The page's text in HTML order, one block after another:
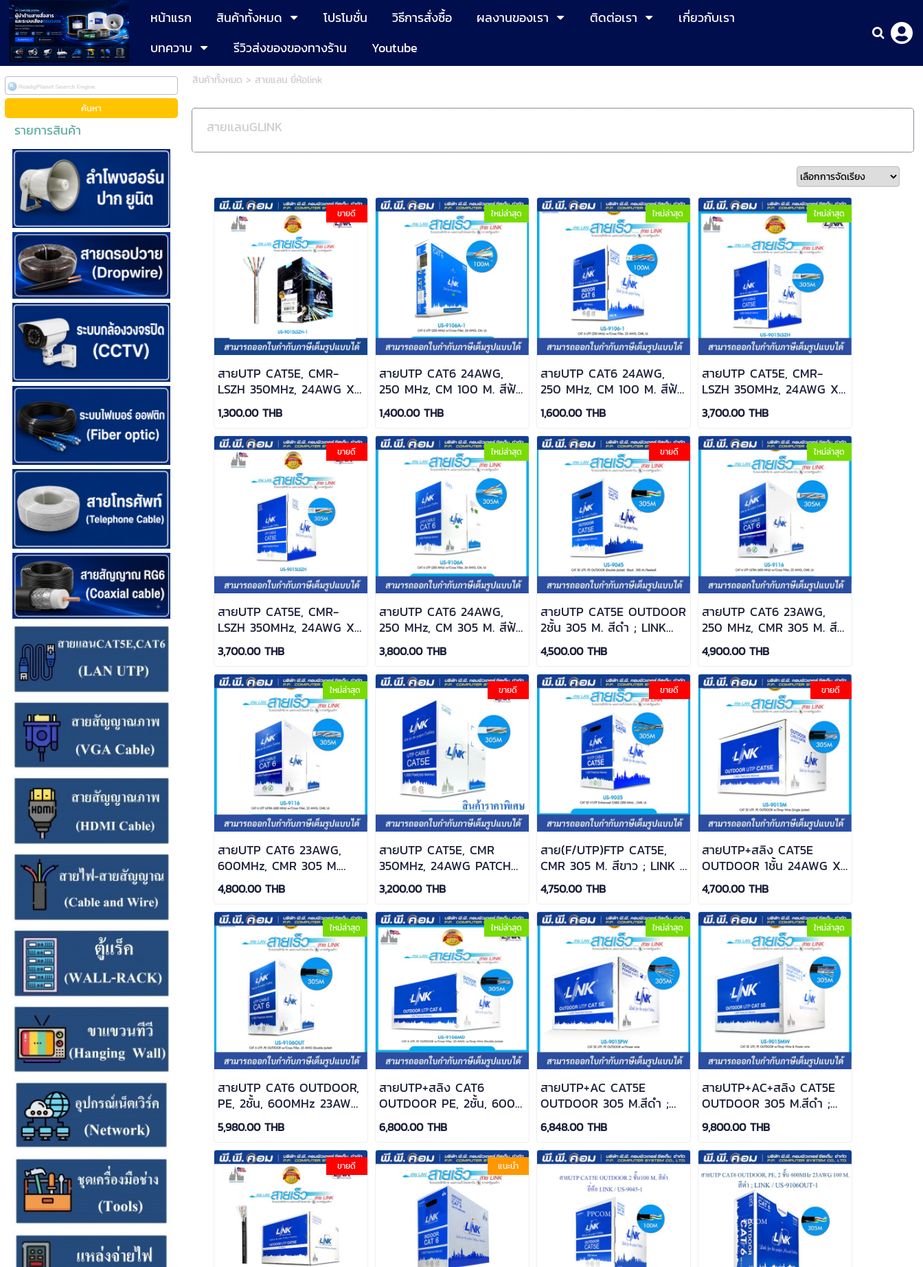
หน้าแรก สินค้าทั้งหมด โปรโมชั่น วิธีการสั่งซื้อ ผลงานของเรา ติดต่อเรา
เกี่ยวกับเรา
บทความ
รีวิวส่งของของทางร้าน Youtube
รายการสินค้า
สินค้าทั้งหมด > สายแลน ยี่ห้อlink
สายแลนGLINK
ขายดี
สายUTP CAT5E, CMR-
LSZH 350MHz, 24AWG X
100 M.สีขาว ; LINK / US-
9015LSZH-1
1,300.00 THB
ใหม่ล่าสุด
สายUTP CAT6 24AWG,
250 MHz, CM 100 M. สีฟ้า
เล็ก ; LINK / US-9106A-1
1,400.00 THB
ใหม่ล่าสุด
สายUTP CAT6 24AWG,
250 MHz, CM 100 M. สีฟ้า
เล็ก ; LINK / US-9106-1
1,600.00 THB
ใหม่ล่าสุด
สายUTP CAT5E, CMR-
LSZH 350MHz, 24AWG X
305 M.สีขาว ; LINK / US-
9015LSZH
3,700.00 THB
ขายดี
สายUTP CAT5E, CMR-
LSZH 350MHz, 24AWG X
305 M.สีขาว ; LINK / US-
9015LSZH
3,700.00 THB
ใหม่ล่าสุด
สายUTP CAT6 24AWG,
250 MHz, CM 305 M. สีฟ้า
เล็ก ; LINK / US-9106A
3,800.00 THB
ขายดี
สายUTP CAT5E OUTDOOR
2ชั้น 305 M. สีดำ ; LINK
US-9045
4,500.00 THB
ใหม่ล่าสุด
สายUTP CAT6 23AWG,
250 MHz, CMR 305 M. สี
ขาว ; LINK / US-9106
4,900.00 THB
ใหม่ล่าสุด
สายUTP CAT6 23AWG,
600MHz, CMR 305 M.
LINK/US-9116LSZH
4,800.00 THB
ขายดี
สายUTP CAT5E, CMR
350MHz, 24AWG PATCH
CORD 305 M. สีขาว ; LINK
/ US-9025
3,200.00 THB
ขายดี
สาย(F/UTP)FTP CAT5E,
CMR 305 M. สีขาว ; LINK /
US-9035
4,750.00 THB
ขายดี
สายUTP+สลิง CAT5E
OUTDOOR 1ชั้น 24AWG X
305 M.สีดำ ; LINK / US-
9015M
4,700.00 THB
ใหม่ล่าสุด
สายUTP CAT6 OUTDOOR,
PE, 2ชั้น, 600MHz 23AWG
305 M. สีดำ ; LINK / US-
9106OUT
5,980.00 THB
ใหม่ล่าสุด
สายUTP+สลิง CAT6
OUTDOOR PE, 2ชั้น, 600
MHz 23AWG X 305 M.สีดำ
; LINK US-9106MD
6,800.00 THB
ใหม่ล่าสุด
สายUTP+AC CAT5E
OUTDOOR 305 M.สีดำ ;
LINK / US-9015PW
6,848.00 THB
ใหม่ล่าสุด
สายUTP+AC+สลิง CAT5E
OUTDOOR 305 M.สีดำ ;
LINK / US-9015MW
9,800.00 THB
ขายดี แนะนำ